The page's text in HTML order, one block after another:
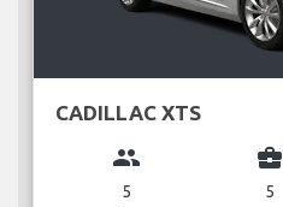
CADILLAC XTS
group
5
business_center
5